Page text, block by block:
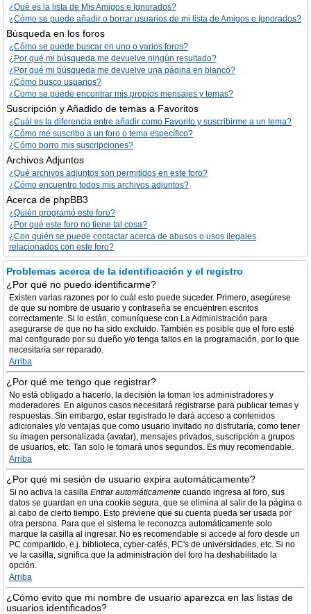
¿Qué es la lista de Mis Amigos e Ignorados?
¿Cómo se puede añadir o borrar usuarios de mi lista de Amigos e Ignorados?
Búsqueda en los foros
¿Cómo se puede buscar en uno o varios foros?
¿Por qué mi búsqueda me devuelve ningún resultado?
¿Por qué mi búsqueda me devuelve una página en blanco?
¿Cómo busco usuarios?
¿Como se puede encontrar mis propios mensajes y temas?
Suscripción y Añadido de temas a Favoritos
¿Cuál es la diferencia entre añadir como Favorito y suscribirme a un tema?
¿Cómo me suscribo a un foro o tema específico?
¿Cómo borro mis suscripciones?
Archivos Adjuntos
¿Qué archivos adjuntos son permitidos en este foro?
¿Cómo encuentro todos mis archivos adjuntos?
Acerca de phpBB3
¿Quién programó este foro?
¿Por qué este foro no tiene tal cosa?
¿Con quién se puede contactar acerca de abusos o usos ilegales
relacionados con este foro?
Problemas acerca de la identificación y el registro
¿Por qué no puedo identificarme?
Existen varias razones por lo cuál esto puede suceder. Primero, asegúrese
de que su nombre de usuario y contraseña se encuentren escritos
correctamente. Si lo están, comuníquese con La Administración para
asegurarse de que no ha sido excluido. También es posible que el foro esté
mal configurado por su dueño y/o tenga fallos en la programación, por lo que
necesitaría ser reparado.
Arriba
¿Por qué me tengo que registrar?
No está obligado a hacerlo, la decisión la toman los administradores y
moderadores. En algunos casos necesitará registrarse para publicar temas y
respuestas. Sin embargo, estar registrado le dará acceso a contenidos
adicionales y/o ventajas que como usuario invitado no disfrutaría, como tener
su imagen personalizada (avatar), mensajes privados, suscripción a grupos
de usuarios, etc. Tan solo le tomará unos segundos. Es muy recomendable.
Arriba
¿Por qué mi sesión de usuario expira automáticamente?
Si no activa la casilla Entrar automáticamente cuando ingresa al foro, sus
datos se guardan en una cookie segura, que se elimina al salir de la página o
al cabo de cierto tiempo. Esto previene que su cuenta pueda ser usada por
otra persona. Para que el sistema le reconozca automáticamente solo
marque la casilla al ingresar. No es recomendable si accede al foro desde un
PC compartido, e.j. biblioteca, cyber-cafés, PC's de universidades, etc. Si no
ve la casilla, significa que la administración del foro ha deshabilitado la
opción.
Arriba
¿Cómo evito que mi nombre de usuario aparezca en las listas de
usuarios identificados?